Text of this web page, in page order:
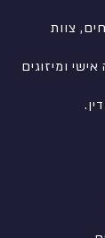
צוות
אישי ומיזוגים